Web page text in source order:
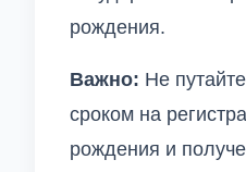
рождения.
Важно: Не
сроком на
рождения и